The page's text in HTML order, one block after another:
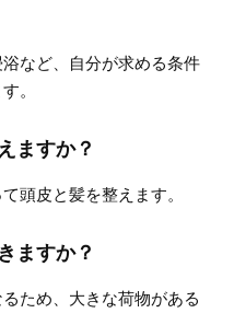
など、自分が求める条件
。
ますか？
頭皮と髪を整えます。
ますか？
ため、大きな荷物がある